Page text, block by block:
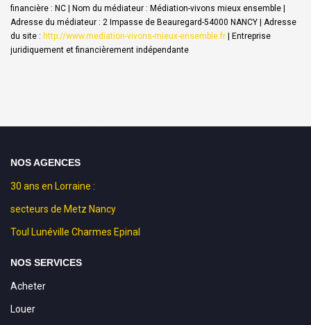
financière : NC | Nom du médiateur : Médiation-vivons mieux ensemble |
Adresse du médiateur : 2 Impasse de Beauregard-54000 NANCY | Adresse
du site : http://www.mediation-vivons-mieux-ensemble.fr | Entreprise
juridiquement et financièrement indépendante
NOS AGENCES
30 ans en Lorraine :
secteurs de Metz Nancy
Toul Lunéville Charmes Epinal
NOS SERVICES
Acheter
Louer